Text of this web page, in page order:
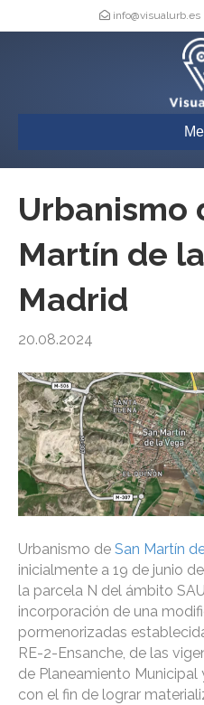
info@visualurb.es
Urbanismo
Martín de
Madrid
20.08.2024
Urbanismo de San Martín
inicialmente a 19 de junio
la parcela N del ámbito
incorporación de una
pormenorizadas
RE-2-Ensanche, de las
de Planeamiento Municipal
con el fin de lograr